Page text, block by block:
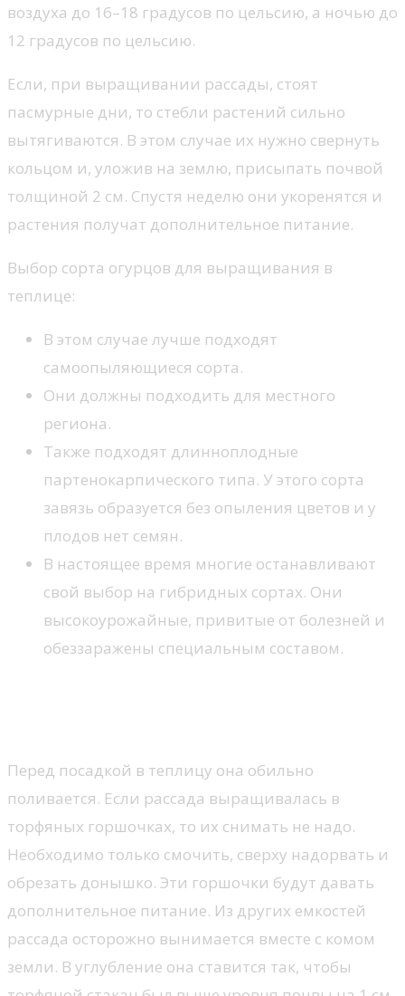
воздуха до 16–18 градусов по цельсию, а ночью до
12 градусов по цельсию.
Если, при выращивании рассады, стоят
пасмурные дни, то стебли растений сильно
вытягиваются. В этом случае их нужно свернуть
кольцом и, уложив на землю, присыпать почвой
толщиной 2 см. Спустя неделю они укоренятся и
растения получат дополнительное питание.
Выбор сорта огурцов для выращивания в
теплице:
В этом случае лучше подходят
самоопыляющиеся сорта.
Они должны подходить для местного
региона.
Также подходят длинноплодные
партенокарпического типа. У этого сорта
завязь образуется без опыления цветов и у
плодов нет семян.
В настоящее время многие останавливают
свой выбор на гибридных сортах. Они
высокоурожайные, привитые от болезней и
обеззаражены специальным составом.
Перед посадкой в теплицу она обильно
поливается. Если рассада выращивалась в
торфяных горшочках, то их снимать не надо.
Необходимо только смочить, сверху надорвать и
обрезать донышко. Эти горшочки будут давать
дополнительное питание. Из других емкостей
рассада осторожно вынимается вместе с комом
земли. В углубление она ставится так, чтобы